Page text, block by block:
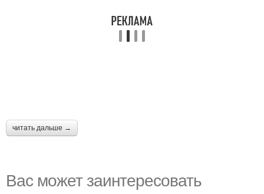
читать дальше →
Вас может заинтересовать